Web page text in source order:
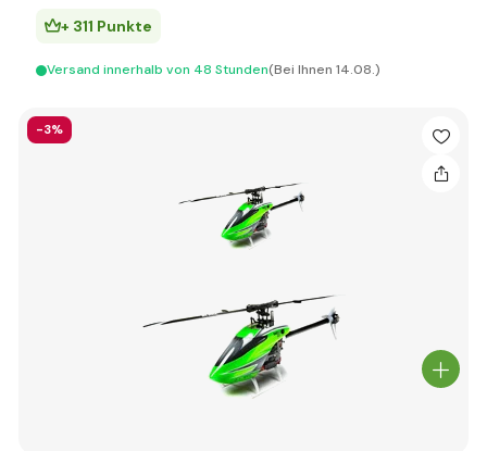
+ 311 Punkte
Versand innerhalb von 48 Stunden(Bei Ihnen 14.08.)
-3%